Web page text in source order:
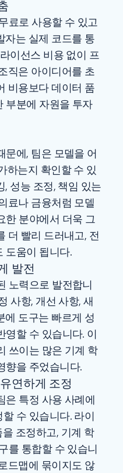
료로 사용할 수 있고
자는 실제 코드를 통
이선스 비용 없이 프
직은 아이디어를 초
비용보다 데이터 품
부분에 자원을 투자
문에, 팀은 모델을 어
하는지 확인할 수 있
성능 조정, 책임 있는
료나 금융처럼 모델
한 분야에서 더욱 그
더 빨리 드러내고, 전
도움이 됩니다.
발전
노력으로 발전합니
사항, 개선 사항, 새
에 도구는 빠르게 성
영할 수 있습니다. 이
쓰이는 많은 기계 학
향을 주었습니다.
연하게 조정
은 특정 사용 사례에
수 있습니다. 라이
조정하고, 기계 학
를 통합할 수 있습니
드맵에 묶이지도 않